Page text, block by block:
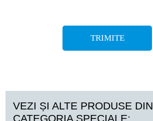
VEZI ȘI ALTE PRODUSE DIN
CATEGORIA SPECIALE: